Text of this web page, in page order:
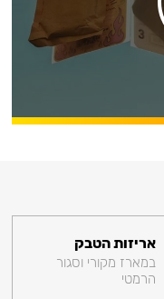
אריזות הטבק
במארז מקורי וסגור
הרמטי